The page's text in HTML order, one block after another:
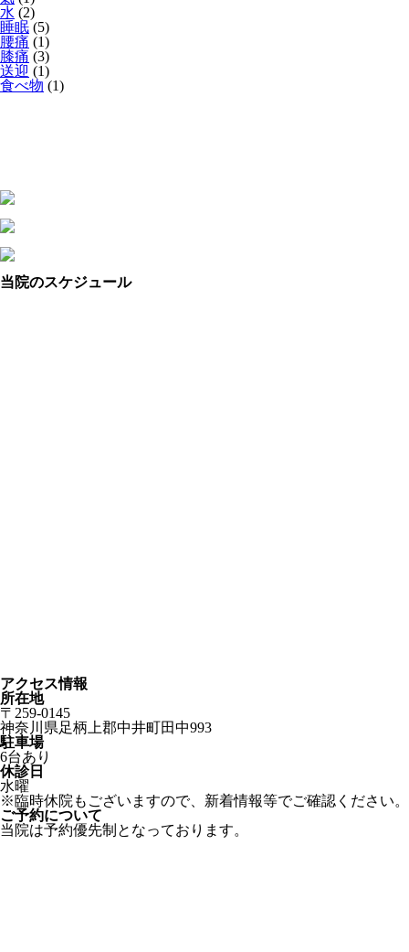
水 (2)
睡眠 (5)
腰痛 (1)
膝痛 (3)
送迎 (1)
食べ物 (1)
当院のスケジュール
アクセス情報
所在地
〒259-0145
神奈川県足柄上郡中井町田中993
駐車場
6台あり
休診日
水曜
※臨時休院もございますので、新着情報等でご確認ください。
ご予約について
当院は予約優先制となっております。